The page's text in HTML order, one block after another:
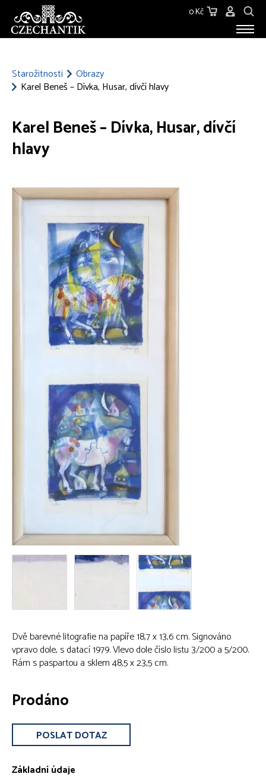
0 Kč
Starožitnosti
Obrazy
Karel Beneš – Dívka, Husar, dívčí hlavy
Karel Beneš – Dívka, Husar, dívčí
hlavy
Dvě barevné litografie na papíře 18,7 x 13,6 cm. Signováno
vpravo dole, s datací 1979. Vlevo dole číslo listu 3/200 a 5/200.
Rám s paspartou a sklem 48,5 x 23,5 cm.
Prodáno
POSLAT DOTAZ
Základní údaje